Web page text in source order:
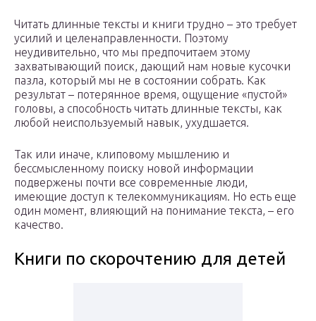
Читать длинные тексты и книги трудно – это требует
усилий и целенаправленности. Поэтому
неудивительно, что мы предпочитаем этому
захватывающий поиск, дающий нам новые кусочки
пазла, который мы не в состоянии собрать. Как
результат – потерянное время, ощущение «пустой»
головы, а способность читать длинные тексты, как
любой неиспользуемый навык, ухудшается.
Так или иначе, клиповому мышлению и
бессмысленному поиску новой информации
подвержены почти все современные люди,
имеющие доступ к телекоммуникациям. Но есть еще
один момент, влияющий на понимание текста, – его
качество.
Книги по скорочтению для детей